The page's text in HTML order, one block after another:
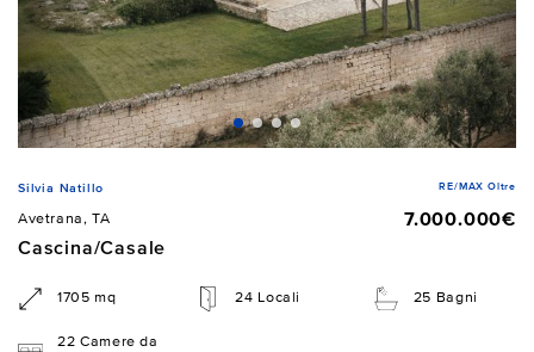
Silvia Natillo RE/MAX Oltre
Avetrana, TA
7.000.000€
Cascina/Casale
1705 mq 24 Locali 25 Bagni
22 Camere da